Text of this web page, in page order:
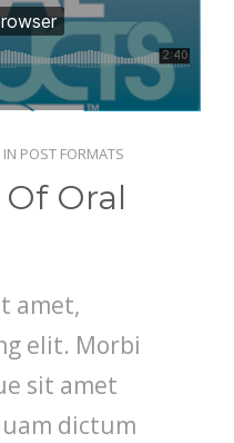
IN POST FORMATS
Oral
amet,
elit. Morbi
sit amet
dictum